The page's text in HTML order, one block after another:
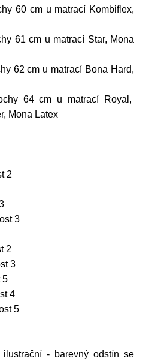
60 cm u matrací Kombiflex,
61 cm u matrací Star, Mona
62 cm u matrací Bona Hard,
64 cm u matrací Royal,
Mona Latex
2
3
2
3
5
4
5
- barevný odstín se